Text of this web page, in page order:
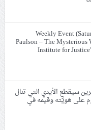
Weekly Event
Paulson – The
Institute for
سيقطع الأيدي التي تنال
على هويّته وقيمه في